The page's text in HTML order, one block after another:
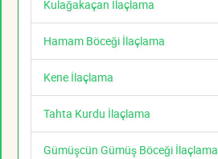
Kulağakaçan İlaçlama
Hamam Böceği İlaçlama
Kene İlaçlama
Tahta Kurdu İlaçlama
Gümüşcün Gümüş Böceği İlaçlama